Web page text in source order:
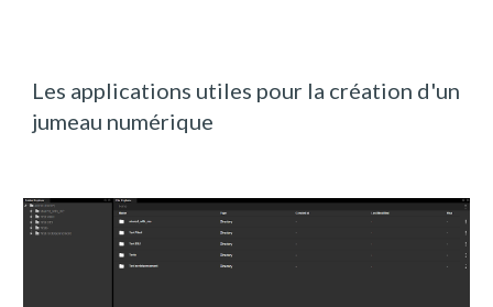
Les applications utiles pour la création d'un
jumeau numérique